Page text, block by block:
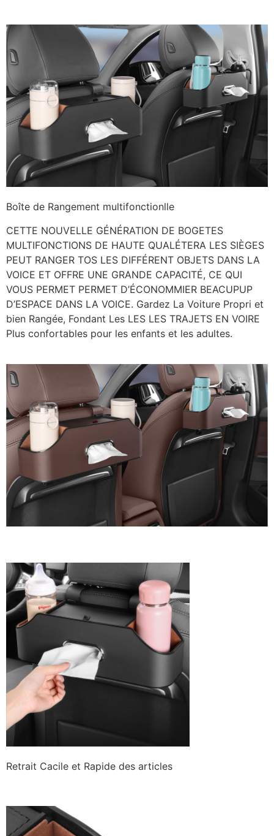
Boîte de Rangement multifonctionlle
CETTE NOUVELLE GÉNÉRATION DE BOGETES
MULTIFONCTIONS DE HAUTE QUALÉTERA LES SIÈGES
PEUT RANGER TOS LES DIFFÉRENT OBJETS DANS LA
VOICE ET OFFRE UNE GRANDE CAPACITÉ, CE QUI
VOUS PERMET PERMET D’ÉCONOMMIER BEACUPUP
D’ESPACE DANS LA VOICE. Gardez La Voiture Propri et
bien Rangée, Fondant Les LES LES TRAJETS EN VOIRE
Plus confortables pour les enfants et les adultes.
Retrait Cacile et Rapide des articles